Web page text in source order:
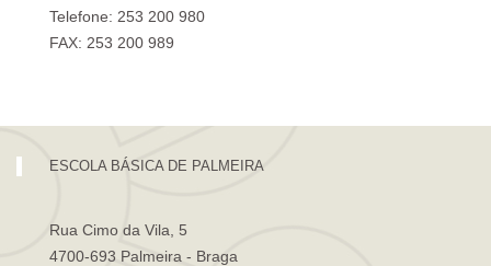
Telefone: 253 200 980
FAX: 253 200 989
ESCOLA BÁSICA DE PALMEIRA
Rua Cimo da Vila, 5
4700-693 Palmeira - Braga